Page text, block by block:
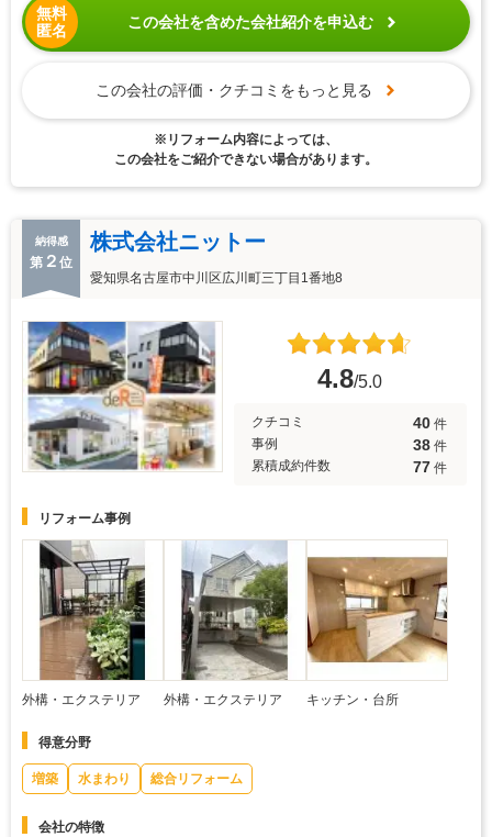
無料
匿名
この会社を含めた会社紹介を申込む
この会社の評価・クチコミをもっと見る
※リフォーム内容によっては、
この会社をご紹介できない場合があります。
納得感
第 ２ 位
株式会社ニットー
愛知県名古屋市中川区広川町三丁目1番地8
4.8/5.0
クチコミ 40 件
事例
38 件
累積成約件数
77 件
リフォーム事例
外構・エクステリア 外構・エクステリア キッチン・台所
得意分野
増築 水まわり 総合リフォーム
会社の特徴